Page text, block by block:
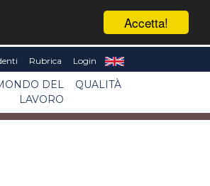
Accetta!
Rubrica Login
DEL
LAVORO
QUALITÀ